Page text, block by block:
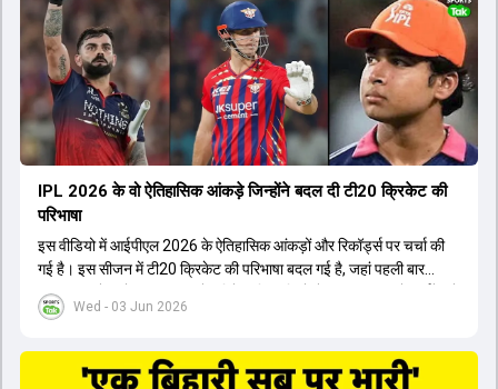
Patidar के नेतृत्व में टीम का कम्युनिकेशन बहुत स्पष्ट रहा है। एनालिस्ट से लेकर
मैनेजमेंट तक, सभी एक ही पेज पर रहते हैं, जिससे मैदान पर कोई कंफ्यूजन नहीं
होता। यही कारण है कि RCB ने लगातार सफलता हासिल की है।
Wed - 03 Jun 2026
IPL 2026 के वो ऐतिहासिक आंकड़े जिन्होंने बदल दी टी20 क्रिकेट की
परिभाषा
इस वीडियो में आईपीएल 2026 के ऐतिहासिक आंकड़ों और रिकॉर्ड्स पर चर्चा की
गई है। इस सीजन में टी20 क्रिकेट की परिभाषा बदल गई है, जहां पहली बार
भारतीय बल्लेबाजों का स्ट्राइक रेट विदेशी खिलाड़ियों से ज्यादा रहा। पूरे टूर्नामेंट में
1426 छक्के लगे और 65 बार टीमों ने 200 से ज्यादा का स्कोर बनाया, जो एक
स्ट्राइक रेट के साथ मोस्ट वैल्युएबल प्लेयर का खिताब जीता। इसके अलावा पंजाब